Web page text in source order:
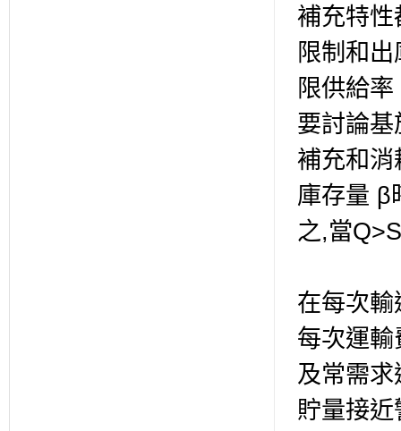
補充特性
限制和
限供給
要討論
補充和消
庫存量 β
之,當
在每次
每次運
及常需
貯量接